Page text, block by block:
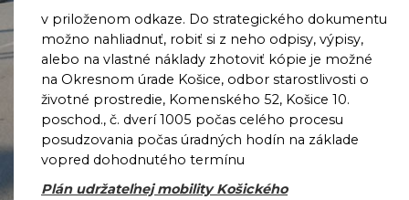
v priloženom odkaze. Do strategického dokumentu
možno nahliadnuť, robiť si z neho odpisy, výpisy,
alebo na vlastné náklady zhotoviť kópie je možné
na Okresnom úrade Košice, odbor starostlivosti o
životné prostredie, Komenského 52, Košice 10.
poschod., č. dverí 1005 počas celého procesu
posudzovania počas úradných hodín na základe
vopred dohodnutého termínu
Plán udržateľnej mobility Košického